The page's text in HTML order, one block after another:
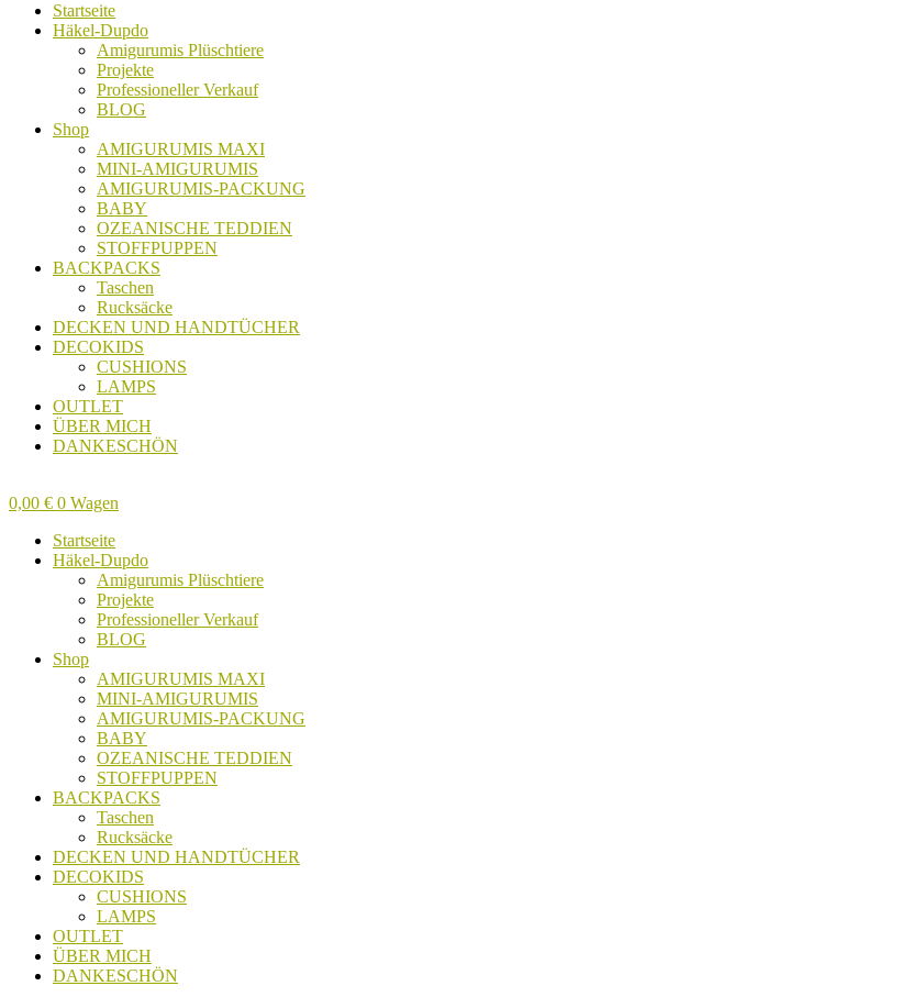
Startseite
Häkel-Dupdo
Amigurumis Plüschtiere
Projekte
Professioneller Verkauf
BLOG
Shop
AMIGURUMIS MAXI
MINI-AMIGURUMIS
AMIGURUMIS-PACKUNG
BABY
OZEANISCHE TEDDIEN
STOFFPUPPEN
BACKPACKS
Taschen
Rucksäcke
DECKEN UND HANDTÜCHER
DECOKIDS
CUSHIONS
LAMPS
OUTLET
ÜBER MICH
DANKESCHÖN
0,00 € 0 Wagen
Startseite
Häkel-Dupdo
Amigurumis Plüschtiere
Projekte
Professioneller Verkauf
BLOG
Shop
AMIGURUMIS MAXI
MINI-AMIGURUMIS
AMIGURUMIS-PACKUNG
BABY
OZEANISCHE TEDDIEN
STOFFPUPPEN
BACKPACKS
Taschen
Rucksäcke
DECKEN UND HANDTÜCHER
DECOKIDS
CUSHIONS
LAMPS
OUTLET
ÜBER MICH
DANKESCHÖN